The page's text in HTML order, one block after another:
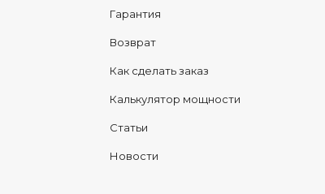
Гарантия
Возврат
Как сделать заказ
Калькулятор мощности
Статьи
Новости